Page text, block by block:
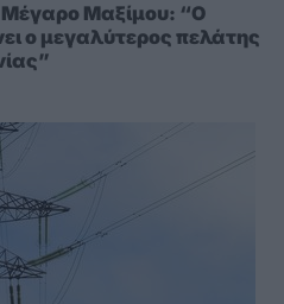
Μαξίμου: “Ο
ο μεγαλύτερος πελάτης